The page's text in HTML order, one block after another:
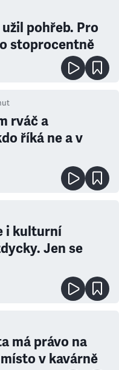
pohřeb. Pro
stoprocentně
rváč a
říká ne a v
i kulturní
Jen se
má právo na
v kavárně